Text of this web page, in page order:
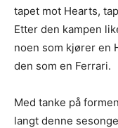
tapet mot Hearts,
Etter den kampen
noen som kjører en
den som en Ferrari.
Med tanke på
langt denne